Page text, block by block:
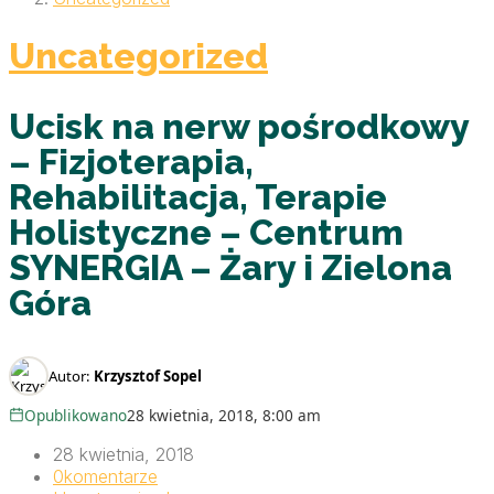
Uncategorized
Ucisk na nerw pośrodkowy
– Fizjoterapia,
Rehabilitacja, Terapie
Holistyczne – Centrum
SYNERGIA – Żary i Zielona
Góra
Autor: Krzysztof Sopel
Opublikowano28 kwietnia, 2018, 8:00 am
28 kwietnia, 2018
0komentarze